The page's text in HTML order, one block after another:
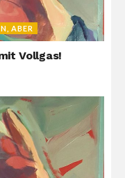
ABER
Vollgas!